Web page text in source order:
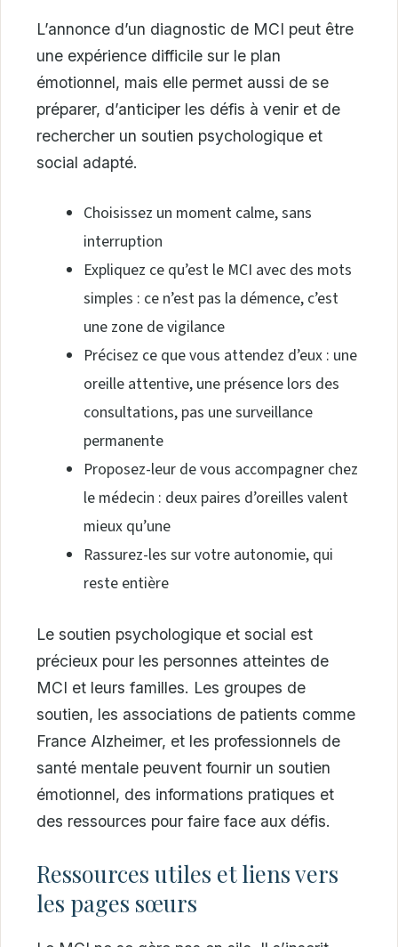
L’annonce d’un diagnostic de MCI peut être
une expérience difficile sur le plan
émotionnel, mais elle permet aussi de se
préparer, d’anticiper les défis à venir et de
rechercher un soutien psychologique et
social adapté.
Choisissez un moment calme, sans
interruption
Expliquez ce qu’est le MCI avec des mots
simples : ce n’est pas la démence, c’est
une zone de vigilance
Précisez ce que vous attendez d’eux : une
oreille attentive, une présence lors des
consultations, pas une surveillance
permanente
Proposez-leur de vous accompagner chez
le médecin : deux paires d’oreilles valent
mieux qu’une
Rassurez-les sur votre autonomie, qui
reste entière
Le soutien psychologique et social est
précieux pour les personnes atteintes de
MCI et leurs familles. Les groupes de
soutien, les associations de patients comme
France Alzheimer, et les professionnels de
santé mentale peuvent fournir un soutien
émotionnel, des informations pratiques et
des ressources pour faire face aux défis.
Ressources utiles et liens vers
les pages sœurs